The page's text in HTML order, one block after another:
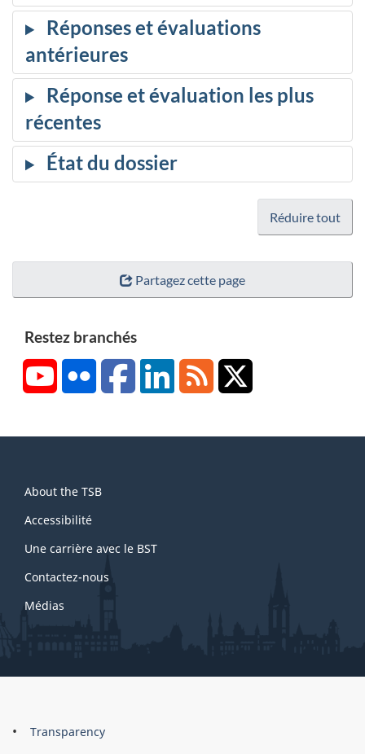
Réduire tout
Partagez cette page
Restez branchés
YouTubeFlickr FacebookLinkedInRSS
this
site
About the TSB
Accessibilité
Une carrière avec le BST
Contactez-nous
Médias
About
Brand
Transparency